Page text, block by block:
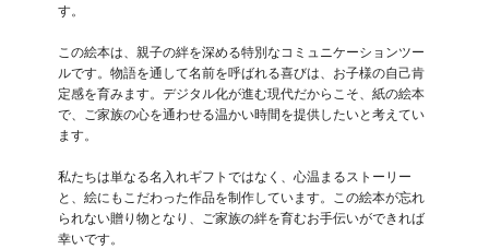
す。
この絵本は、親子の絆を深める特別なコミュニケーションツー
ルです。物語を通して名前を呼ばれる喜びは、お子様の自己肯
定感を育みます。デジタル化が進む現代だからこそ、紙の絵本
で、ご家族の心を通わせる温かい時間を提供したいと考えてい
ます。
私たちは単なる名入れギフトではなく、心温まるストーリー
と、絵にもこだわった作品を制作しています。この絵本が忘れ
られない贈り物となり、ご家族の絆を育むお手伝いができれば
幸いです。